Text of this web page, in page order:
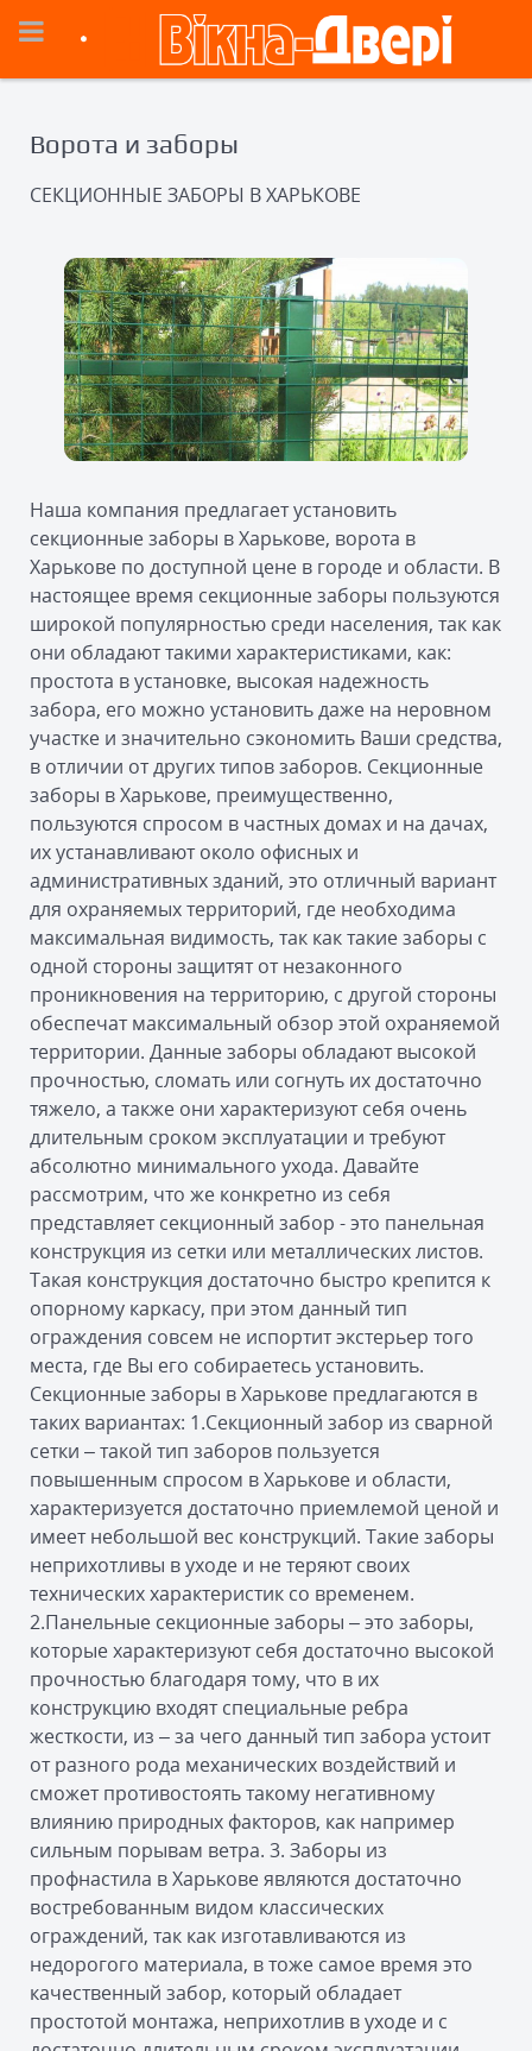
Ворота и заборы
СЕКЦИОННЫЕ ЗАБОРЫ В ХАРЬКОВЕ
Наша компания предлагает установить
секционные заборы в Харькове, ворота в
Харькове по доступной цене в городе и области. В
настоящее время секционные заборы пользуются
широкой популярностью среди населения, так как
они обладают такими характеристиками, как:
простота в установке, высокая надежность
забора, его можно установить даже на неровном
участке и значительно сэкономить Ваши средства,
в отличии от других типов заборов. Секционные
заборы в Харькове, преимущественно,
пользуются спросом в частных домах и на дачах,
их устанавливают около офисных и
административных зданий, это отличный вариант
для охраняемых территорий, где необходима
максимальная видимость, так как такие заборы с
одной стороны защитят от незаконного
проникновения на территорию, с другой стороны
обеспечат максимальный обзор этой охраняемой
территории. Данные заборы обладают высокой
прочностью, сломать или согнуть их достаточно
тяжело, а также они характеризуют себя очень
длительным сроком эксплуатации и требуют
абсолютно минимального ухода. Давайте
рассмотрим, что же конкретно из себя
представляет секционный забор - это панельная
конструкция из сетки или металлических листов.
Такая конструкция достаточно быстро крепится к
опорному каркасу, при этом данный тип
ограждения совсем не испортит экстерьер того
места, где Вы его собираетесь установить.
Секционные заборы в Харькове предлагаются в
таких вариантах: 1.Секционный забор из сварной
сетки – такой тип заборов пользуется
повышенным спросом в Харькове и области,
характеризуется достаточно приемлемой ценой и
имеет небольшой вес конструкций. Такие заборы
неприхотливы в уходе и не теряют своих
технических характеристик со временем.
2.Панельные секционные заборы – это заборы,
которые характеризуют себя достаточно высокой
прочностью благодаря тому, что в их
конструкцию входят специальные ребра
жесткости, из – за чего данный тип забора устоит
от разного рода механических воздействий и
сможет противостоять такому негативному
влиянию природных факторов, как например
сильным порывам ветра. 3. Заборы из
профнастила в Харькове являются достаточно
востребованным видом классических
ограждений, так как изготавливаются из
недорогого материала, в тоже самое время это
качественный забор, который обладает
простотой монтажа, неприхотлив в уходе и с